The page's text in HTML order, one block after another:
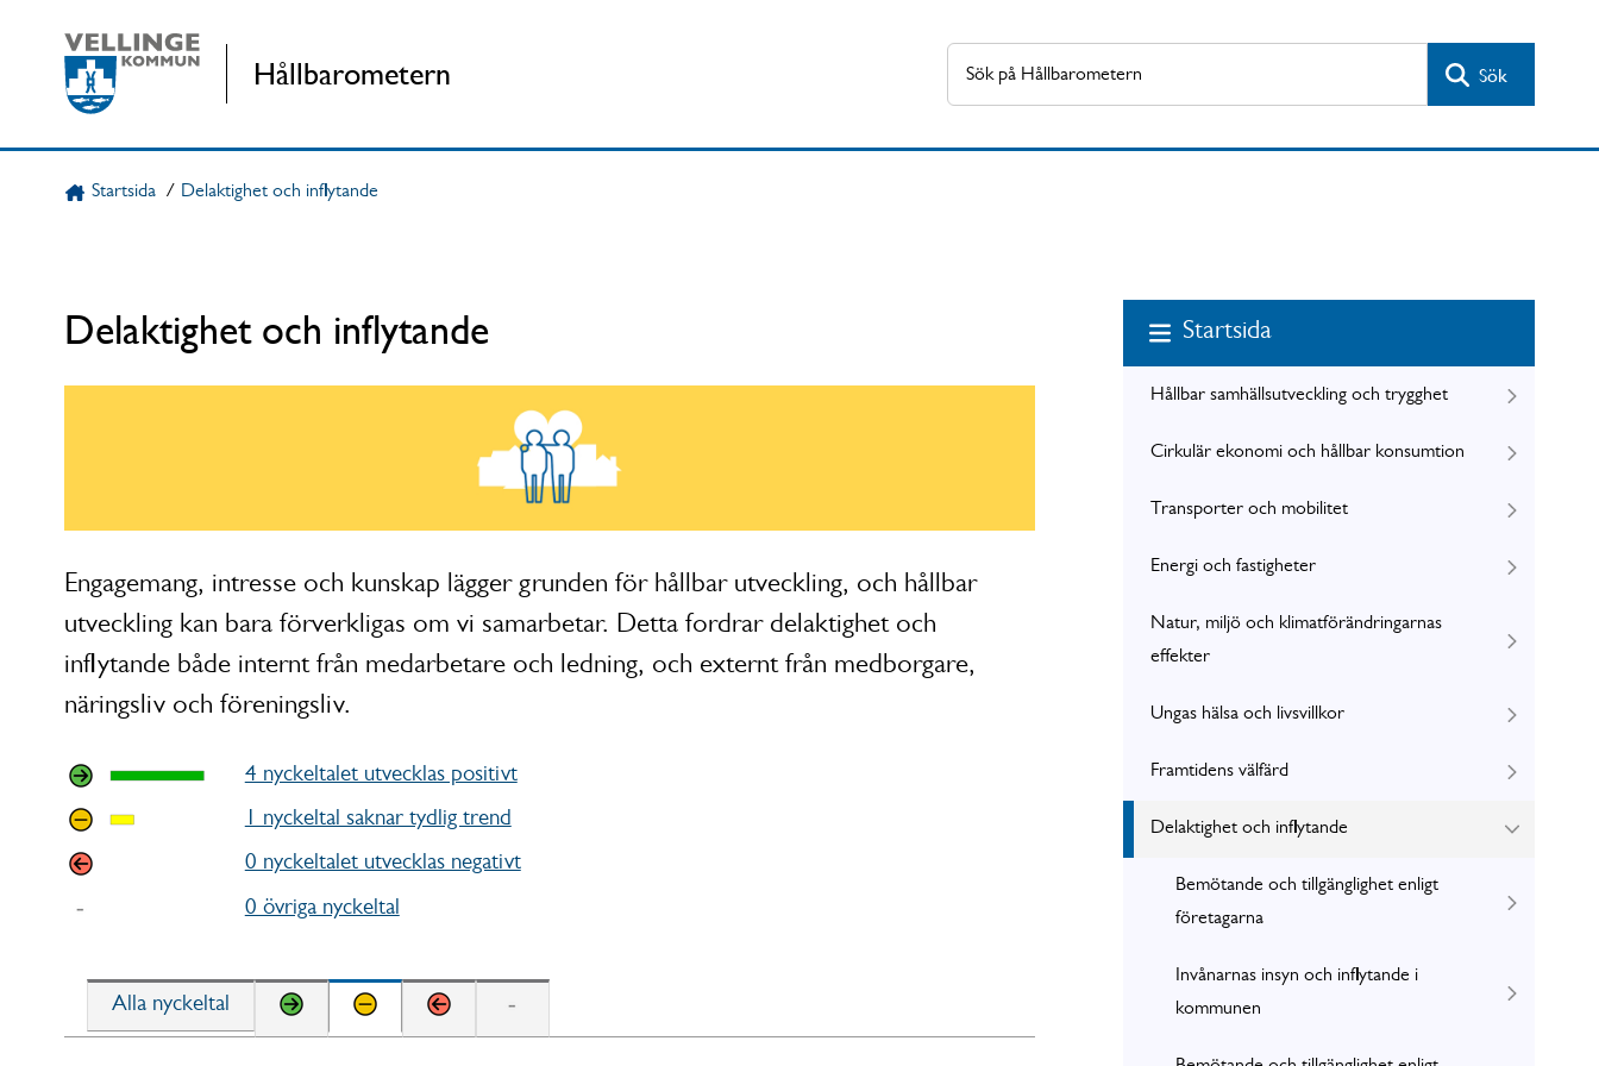
Hållbarometern Sök
Startsida / Delaktighet och inflytande
Delaktighet och inflytande
Engagemang, intresse och kunskap lägger grunden för hållbar utveckling, och hållbar
utveckling kan bara förverkligas om vi samarbetar. Detta fordrar delaktighet och
inflytande både internt från medarbetare och ledning, och externt från medborgare,
näringsliv och föreningsliv.
4 nyckeltalet utvecklas positivt
1 nyckeltal saknar tydlig trend
0 nyckeltalet utvecklas negativt
0 övriga nyckeltal
Alla nyckeltal
Startsida
Hållbar samhällsutveckling och trygghet
Cirkulär ekonomi och hållbar konsumtion
Transporter och mobilitet
Energi och fastigheter
Natur, miljö och klimatförändringarnas
effekter
Ungas hälsa och livsvillkor
Framtidens välfärd
Delaktighet och inflytande
Bemötande och tillgänglighet enligt
företagarna
Invånarnas insyn och inflytande i
kommunen